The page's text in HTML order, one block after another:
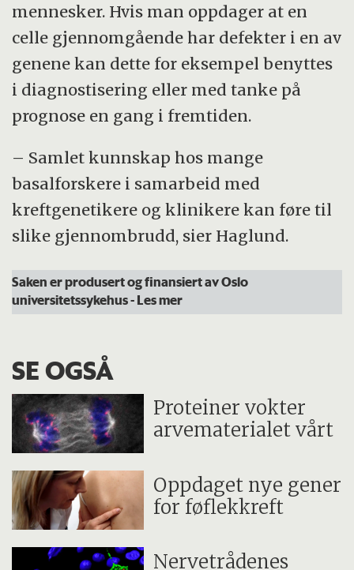
mennesker. Hvis man oppdager at en
celle gjennomgående har defekter i en av
genene kan dette for eksempel benyttes
i diagnostisering eller med tanke på
prognose en gang i fremtiden.
– Samlet kunnskap hos mange
basalforskere i samarbeid med
kreftgenetikere og klinikere kan føre til
slike gjennombrudd, sier Haglund.
Saken er produsert og finansiert av Oslo
universitetssykehus- Les mer
SE OGSÅ
Proteiner vokter
arvematerialet vårt
Oppdaget nye gener
for føflekkreft
Nervetrådenes